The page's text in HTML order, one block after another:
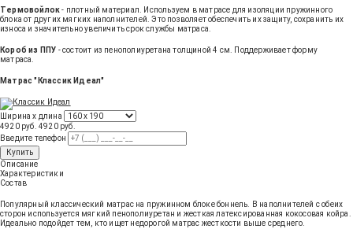
Термовойлок- плотный материал. Используем в матрасе для изоляции пружинного
блока от других мягких наполнителей. Это позволяет обеспечить их защиту, сохранить их
износа и значительно увеличить срок службы матраса.
Короб из ППУ - состоит из пенополиуретана толщиной 4 см. Поддерживает форму
матраса.
Матрас "Классик Идеал"
Ширина х длина
4920 руб. 4920 руб.
Введите телефон
Купить
Описание
Характеристики
Состав
Популярный классический матрас на пружинном блоке боннель. В наполнителей с обеих
сторон используется мягкий пенополиуретан и жесткая латексированная кокосовая койра.
Идеально подойдет тем, кто ищет недорогой матрас жесткости выше среднего.